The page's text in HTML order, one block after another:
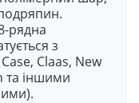
рядна
з
Claas, New
та іншими